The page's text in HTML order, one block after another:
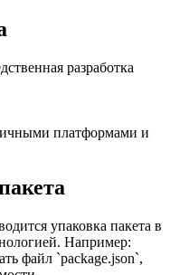
разработка
платформами и
упаковка пакета в
Например:
файл `package.json`,